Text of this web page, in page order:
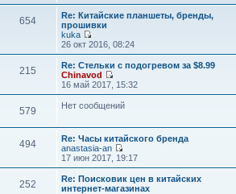
654
Re: Китайские планшеты, бренды,
прошивки
kuka
26 окт 2016, 08:24
215
Re: Стельки с подогревом за $8.99
Chinavod
16 май 2017, 15:32
579 Нет сообщений
494
Re: Часы китайского бренда
anastasia-an
17 июн 2017, 19:17
252
Re: Поисковик цен в китайских
интернет-магазинах